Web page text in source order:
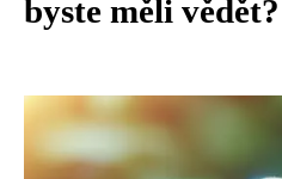
byste měli vědět?